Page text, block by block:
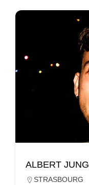
ALBERT JUNG
STRASBOURG